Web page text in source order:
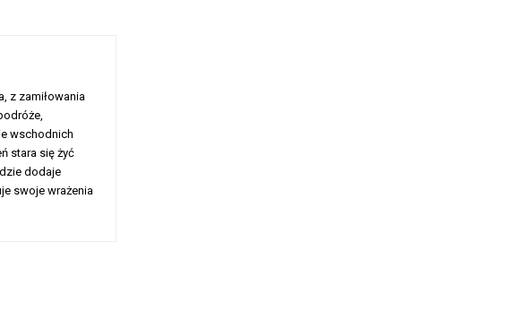
z zamiłowania
wschodnich
stara się żyć
dodaje
swoje wrażenia